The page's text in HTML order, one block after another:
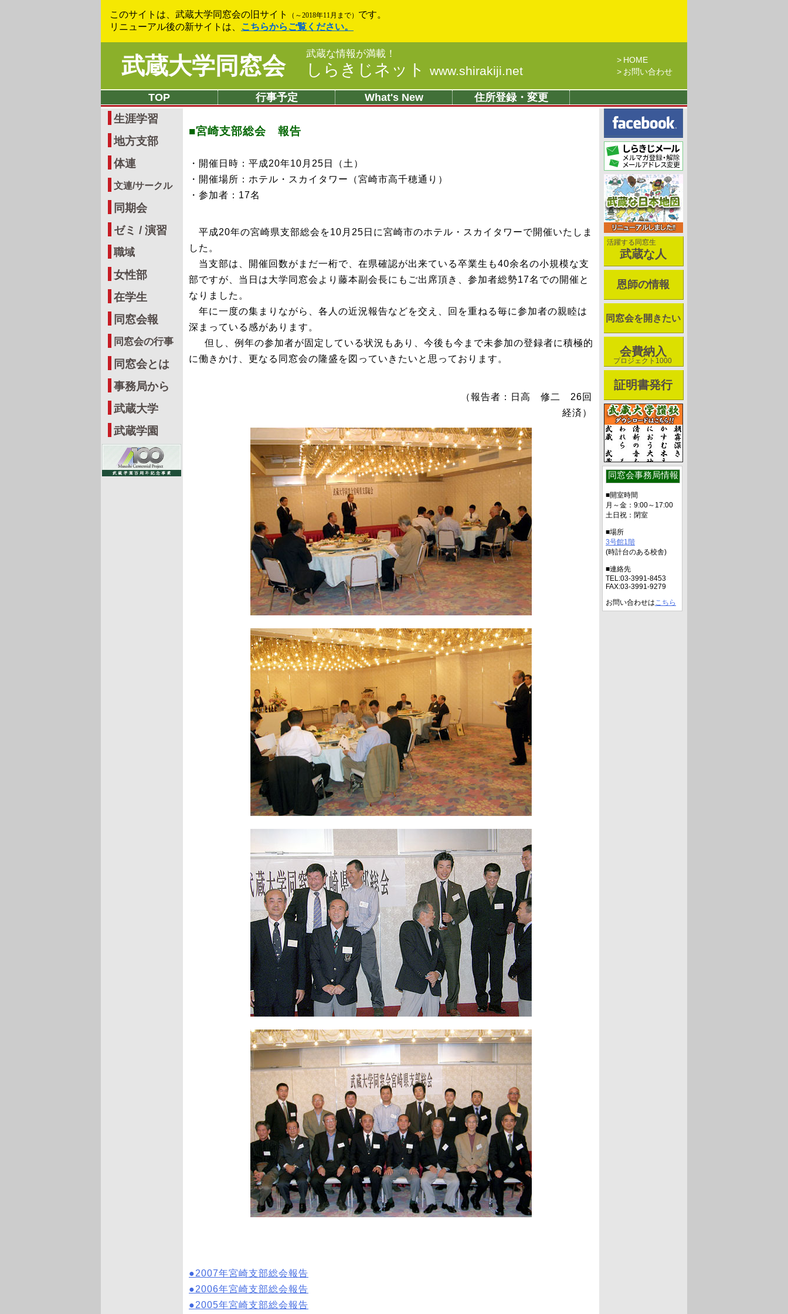
このサイトは、武蔵大学同窓会の旧サイト （～2018年11月まで） です。
リニューアル後の新サイトは、
こちらからご覧ください。
武蔵大学同窓会 武蔵な情報が満載！
しらきじネット www.shirakiji.net
HOME
お問い合わせ
TOP 行事予定 What's New 住所登録・変更
生涯学習
地方支部
体連
文連/サークル
同期会
ゼミ / 演習
職域
女性部
在学生
同窓会報
同窓会の行事
同窓会とは
事務局から
武蔵大学
武蔵学園
■宮崎支部総会 報告
・開催日時：平成20年10月25日（土）
・開催場所：ホテル・スカイタワー（宮崎市高千穂通り）
・参加者：17名
平成20年の宮崎県支部総会を10月25日に宮崎市のホテル・スカイタワーで開催いたしま
した。
当支部は、開催回数がまだ一桁で、在県確認が出来ている卒業生も40余名の小規模な支
部ですが、当日は大学同窓会より藤本副会長にもご出席頂き、参加者総勢17名での開催と
なりました。
年に一度の集まりながら、各人の近況報告などを交え、回を重ねる毎に参加者の親睦は
深まっている感があります。
但し、例年の参加者が固定している状況もあり、今後も今まで未参加の登録者に積極的
に働きかけ、更なる同窓会の隆盛を図っていきたいと思っております。
（報告者：日高 修二 26回
経済）
●2007年宮崎支部総会報告
●2006年宮崎支部総会報告
●2005年宮崎支部総会報告
活躍する同窓生
武蔵な人
恩師の情報
同窓会を開きたい
会費納入
プロジェクト1000
証明書発行
同窓会事務局情報
■開室時間
月～金：9:00～17:00
土日祝：閉室
■場所
3号館1階
(時計台のある校舎)
■連絡先
TEL:03-3991-8453
FAX:03-3991-9279
お問い合わせはこちら